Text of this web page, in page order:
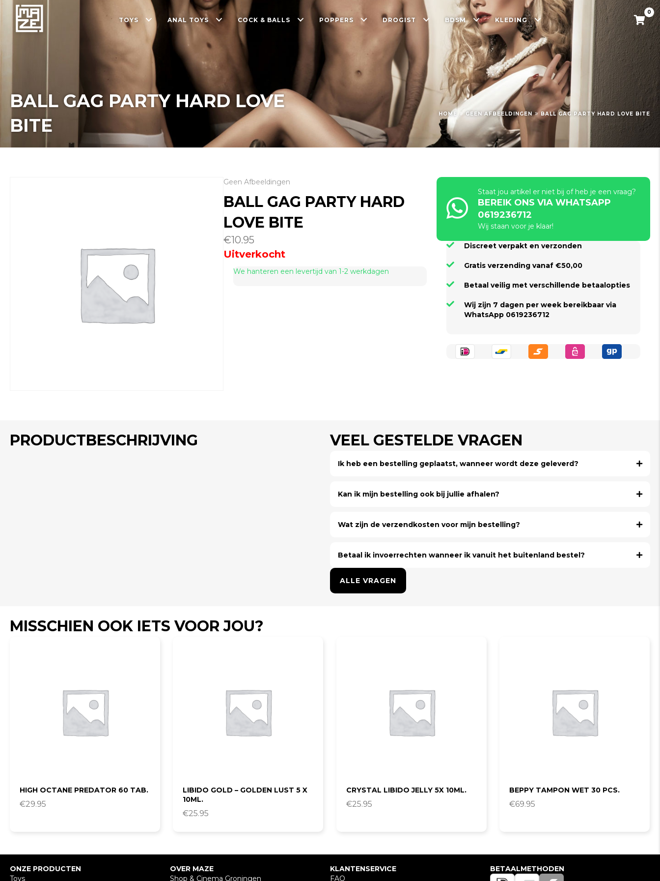
TOYS ANAL TOYS COCK & BALLS POPPERS DROGIST BDSM KLEDING
0
BALL GAG PARTY HARD LOVE
BITE
HOME » GEEN AFBEELDINGEN » BALL GAG PARTY HARD LOVE BITE
Geen Afbeeldingen
BALL GAG PARTY HARD
LOVE BITE
€10.95
Uitverkocht
We hanteren een levertijd van 1-2 werkdagen
Staat jou artikel er niet bij of heb je een vraag?
BEREIK ONS VIA WHATSAPP
0619236712
Wij staan voor je klaar!
Discreet verpakt en verzonden
Gratis verzending vanaf €50,00
Betaal veilig met verschillende betaalopties
Wij zijn 7 dagen per week bereikbaar via
WhatsApp 0619236712
PRODUCTBESCHRIJVING VEEL GESTELDE VRAGEN
Ik heb een bestelling geplaatst, wanneer wordt deze geleverd?
Kan ik mijn bestelling ook bij jullie afhalen?
Wat zijn de verzendkosten voor mijn bestelling?
Betaal ik invoerrechten wanneer ik vanuit het buitenland bestel?
ALLE VRAGEN
MISSCHIEN OOK IETS VOOR JOU?
HIGH OCTANE PREDATOR 60 TAB.
€29.95
LIBIDO GOLD – GOLDEN LUST 5 X
10ML.
€25.95
CRYSTAL LIBIDO JELLY 5X 10ML.
€25.95
BEPPY TAMPON WET 30 PCS.
€69.95
ONZE PRODUCTEN
Toys
OVER MAZE
Shop & Cinema Groningen
KLANTENSERVICE
FAQ
BETAALMETHODEN